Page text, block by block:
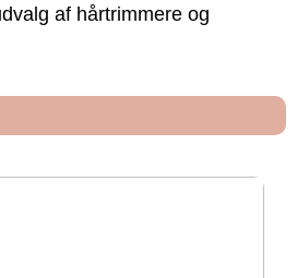
af hårtrimmere og